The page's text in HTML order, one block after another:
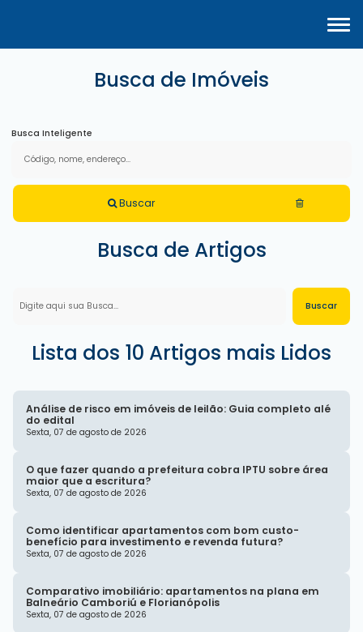
Busca de Imóveis
Busca Inteligente
Buscar
Busca de Artigos
Lista dos 10 Artigos mais Lidos
Análise de risco em imóveis de leilão: Guia completo alé
do edital
Sexta, 07 de agosto de 2026
O que fazer quando a prefeitura cobra IPTU sobre área
maior que a escritura?
Sexta, 07 de agosto de 2026
Como identificar apartamentos com bom custo-
benefício para investimento e revenda futura?
Sexta, 07 de agosto de 2026
Comparativo imobiliário: apartamentos na plana em
Balneário Camboriú e Florianópolis
Sexta, 07 de agosto de 2026